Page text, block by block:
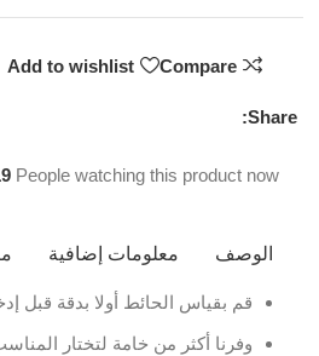
Compare
Add to wishlist
Share:
People watching this product now!
الوصف معلومات إضافية
قم بقياس الحائط أولا بدقة قبل
وفرنا أكثر من خامة لتختار